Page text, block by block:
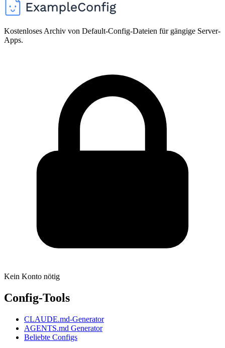
Kostenloses Archiv von Default-Config-Dateien für gängige Server-
Apps.
Kein Konto nötig
Config-Tools
CLAUDE.md-Generator
AGENTS.md Generator
Beliebte Configs